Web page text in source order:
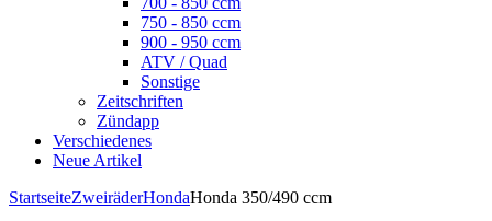
750 - 850 ccm
900 - 950 ccm
ATV / Quad
Sonstige
Zeitschriften
Zündapp
Verschiedenes
Neue Artikel
StartseiteZweiräderHondaHonda 350/490 ccm